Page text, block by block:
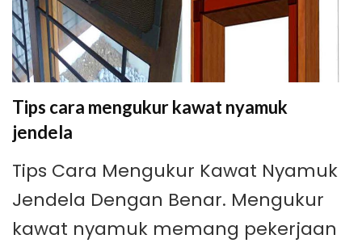
Tips cara mengukur kawat nyamuk
jendela
Tips Cara Mengukur Kawat Nyamuk
Jendela Dengan Benar. Mengukur
kawat nyamuk memang pekerjaan